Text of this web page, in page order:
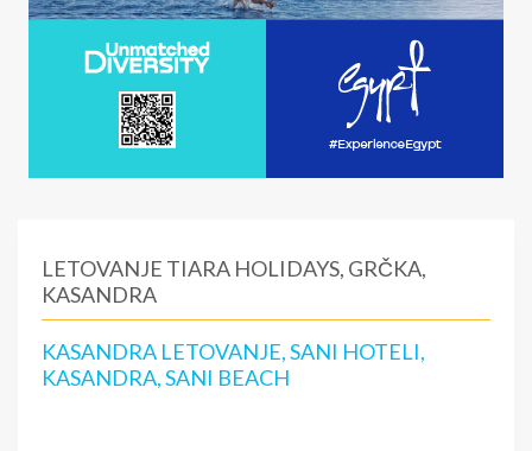
LETOVANJE TIARA HOLIDAYS, GRČKA,
KASANDRA
KASANDRA LETOVANJE, SANI HOTELI,
KASANDRA, SANI BEACH